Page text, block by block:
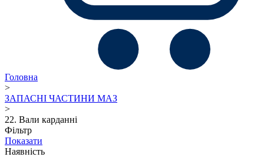
Головна
>
ЗАПАСНІ ЧАСТИНИ МАЗ
>
22. Вали карданні
Фільтр
Показати
Наявність